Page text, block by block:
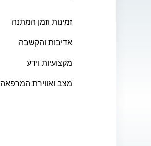
זמינות וזמן המתנה
אדיבות והקשבה
מקצועיות וידע
מצב ואווירת המרפאה